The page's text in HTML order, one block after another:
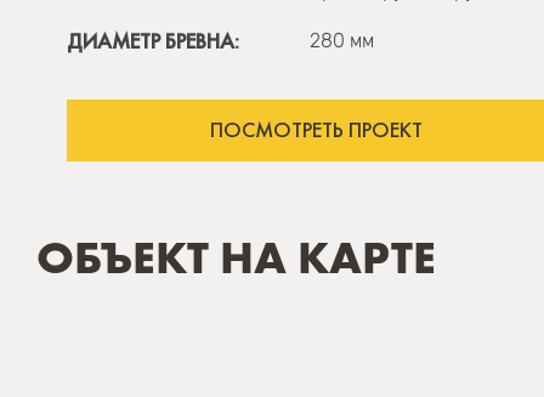
ДИАМЕТР БРЕВНА: 280 мм
ПОСМОТРЕТЬ ПРОЕКТ
ОБЪЕКТ НА КАРТЕ